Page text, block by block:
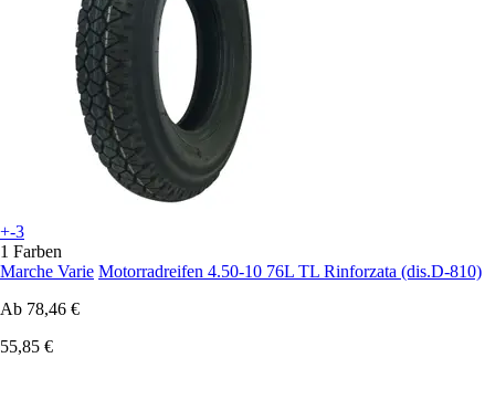
+-3
1 Farben
Marche Varie Motorradreifen 4.50-10 76L TL Rinforzata (dis.D-810)
Ab 78,46 €
55,85 €